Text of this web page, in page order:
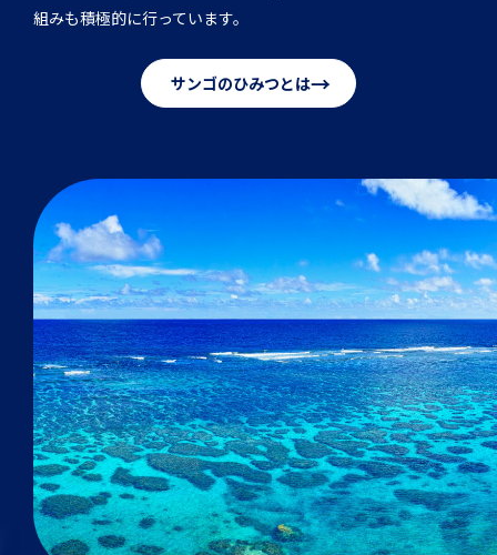
組みも積極的に行っています。
サンゴのひみつとは→